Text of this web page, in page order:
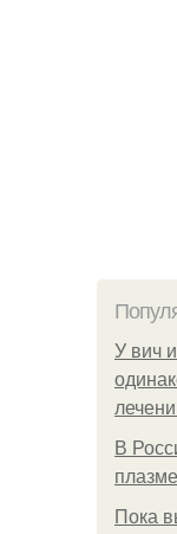
У вич
В
Пока